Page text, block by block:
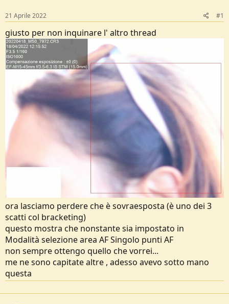
c
u
s
s
i
o
i
o
21 Aprile 2022 #1
giusto per non inquinare l' altro thread
ora lasciamo perdere che è sovraesposta (è uno dei 3
scatti col bracketing)
questo mostra che nonstante sia impostato in
Modalità selezione area AF Singolo punti AF
non sempre ottengo quello che vorrei...
me ne sono capitate altre , adesso avevo sotto mano
questa